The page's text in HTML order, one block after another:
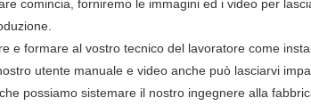
comincia, forniremo le immagini ed i video per
e formare al vostro tecnico del lavoratore come
utente manuale e video anche può lasciarvi
possiamo sistemare il nostro ingegnere alla